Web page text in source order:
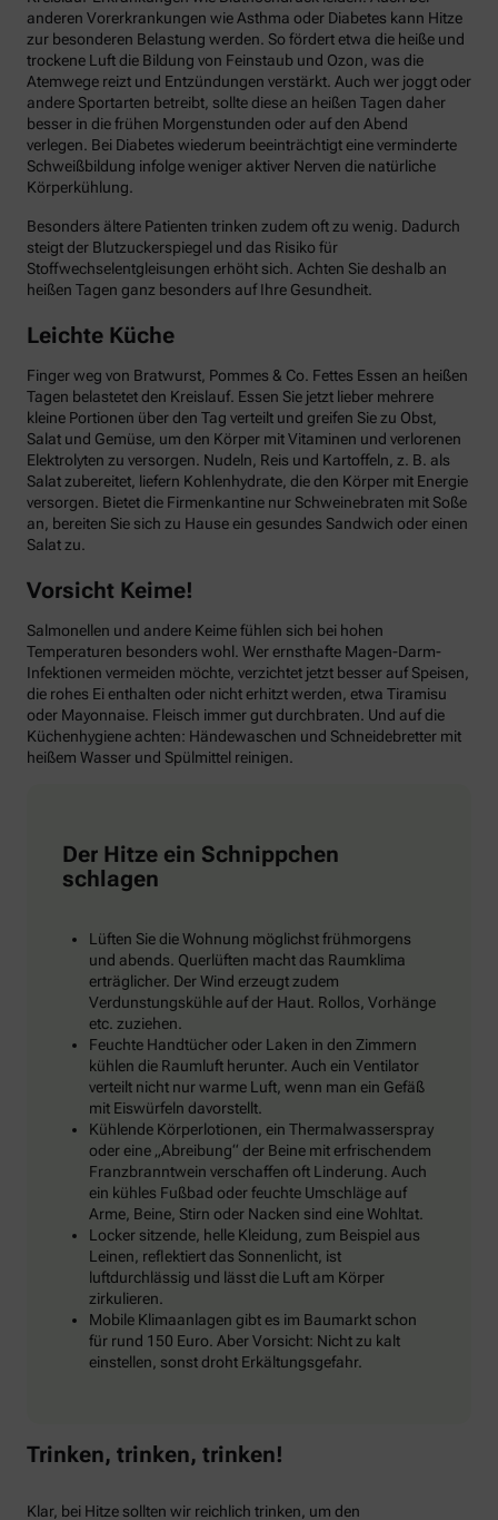
anderen Vorerkrankungen wie Asthma oder Diabetes kann Hitze
zur besonderen Belastung werden. So fördert etwa die heiße und
trockene Luft die Bildung von Feinstaub und Ozon, was die
Atemwege reizt und Entzündungen verstärkt. Auch wer joggt oder
andere Sportarten betreibt, sollte diese an heißen Tagen daher
besser in die frühen Morgenstunden oder auf den Abend
verlegen. Bei Diabetes wiederum beeinträchtigt eine verminderte
Schweißbildung infolge weniger aktiver Nerven die natürliche
Körperkühlung.
Besonders ältere Patienten trinken zudem oft zu wenig. Dadurch
steigt der Blutzuckerspiegel und das Risiko für
Stoffwechselentgleisungen erhöht sich. Achten Sie deshalb an
heißen Tagen ganz besonders auf Ihre Gesundheit.
Leichte Küche
Finger weg von Bratwurst, Pommes & Co. Fettes Essen an heißen
Tagen belastetet den Kreislauf. Essen Sie jetzt lieber mehrere
kleine Portionen über den Tag verteilt und greifen Sie zu Obst,
Salat und Gemüse, um den Körper mit Vitaminen und verlorenen
Elektrolyten zu versorgen. Nudeln, Reis und Kartoffeln, z. B. als
Salat zubereitet, liefern Kohlenhydrate, die den Körper mit Energie
versorgen. Bietet die Firmenkantine nur Schweinebraten mit Soße
an, bereiten Sie sich zu Hause ein gesundes Sandwich oder einen
Salat zu.
Vorsicht Keime!
Salmonellen und andere Keime fühlen sich bei hohen
Temperaturen besonders wohl. Wer ernsthafte Magen-Darm-
Infektionen vermeiden möchte, verzichtet jetzt besser auf Speisen,
die rohes Ei enthalten oder nicht erhitzt werden, etwa Tiramisu
oder Mayonnaise. Fleisch immer gut durchbraten. Und auf die
Küchenhygiene achten: Händewaschen und Schneidebretter mit
heißem Wasser und Spülmittel reinigen.
Der Hitze ein Schnippchen
schlagen
Lüften Sie die Wohnung möglichst frühmorgens
und abends. Querlüften macht das Raumklima
erträglicher. Der Wind erzeugt zudem
Verdunstungskühle auf der Haut. Rollos, Vorhänge
etc. zuziehen.
Feuchte Handtücher oder Laken in den Zimmern
kühlen die Raumluft herunter. Auch ein Ventilator
verteilt nicht nur warme Luft, wenn man ein Gefäß
mit Eiswürfeln davorstellt.
Kühlende Körperlotionen, ein Thermalwasserspray
oder eine „Abreibung“ der Beine mit erfrischendem
Franzbranntwein verschaffen oft Linderung. Auch
ein kühles Fußbad oder feuchte Umschläge auf
Arme, Beine, Stirn oder Nacken sind eine Wohltat.
Locker sitzende, helle Kleidung, zum Beispiel aus
Leinen, reflektiert das Sonnenlicht, ist
luftdurchlässig und lässt die Luft am Körper
zirkulieren.
Mobile Klimaanlagen gibt es im Baumarkt schon
für rund 150 Euro. Aber Vorsicht: Nicht zu kalt
einstellen, sonst droht Erkältungsgefahr.
Trinken, trinken, trinken!
Klar, bei Hitze sollten wir reichlich trinken, um den